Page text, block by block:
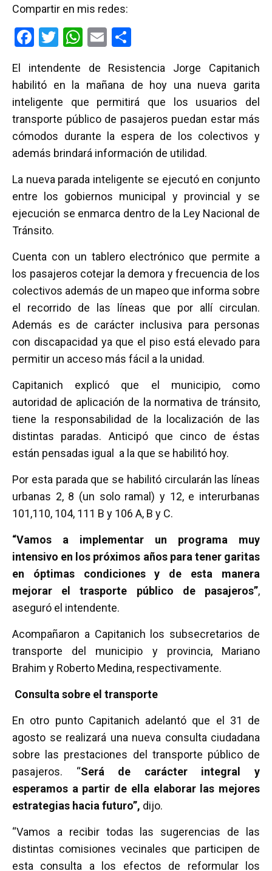
Compartir en mis redes:
F
ce
b
o
o
k
T
tt
er
W
at
s
A
p
p
E
ail m
p
ar
tir
El intendente de Resistencia Jorge Capitanich
habilitó en la mañana de hoy una nueva garita
inteligente que permitirá que los usuarios del
transporte público de pasajeros puedan estar más
cómodos durante la espera de los colectivos y
además brindará información de utilidad.
La nueva parada inteligente se ejecutó en conjunto
entre los gobiernos municipal y provincial y se
ejecución se enmarca dentro de la Ley Nacional de
Tránsito.
Cuenta con un tablero electrónico que permite a
los pasajeros cotejar la demora y frecuencia de los
colectivos además de un mapeo que informa sobre
el recorrido de las líneas que por allí circulan.
Además es de carácter inclusiva para personas
con discapacidad ya que el piso está elevado para
permitir un acceso más fácil a la unidad.
Capitanich explicó que el municipio, como
autoridad de aplicación de la normativa de tránsito,
tiene la responsabilidad de la localización de las
distintas paradas. Anticipó que cinco de éstas
están pensadas igual a la que se habilitó hoy.
Por esta parada que se habilitó circularán las líneas
urbanas 2, 8 (un solo ramal) y 12, e interurbanas
101,110, 104, 111 B y 106 A, B y C.
“Vamos a implementar un programa muy
intensivo en los próximos años para tener garitas
en óptimas condiciones y de esta manera
mejorar el trasporte público de pasajeros”,
aseguró el intendente.
Acompañaron a Capitanich los subsecretarios de
transporte del municipio y provincia, Mariano
Brahim y Roberto Medina, respectivamente.
Consulta sobre el transporte
En otro punto Capitanich adelantó que el 31 de
agosto se realizará una nueva consulta ciudadana
sobre las prestaciones del transporte público de
pasajeros. “Será de carácter integral y
esperamos a partir de ella elaborar las mejores
estrategias hacia futuro”, dijo.
“Vamos a recibir todas las sugerencias de las
distintas comisiones vecinales que participen de
esta consulta a los efectos de reformular los